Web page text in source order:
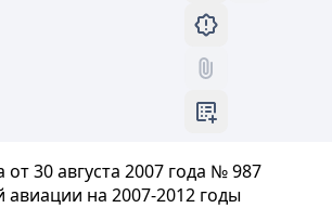
30 августа 2007 года № 987
на 2007-2012 годы